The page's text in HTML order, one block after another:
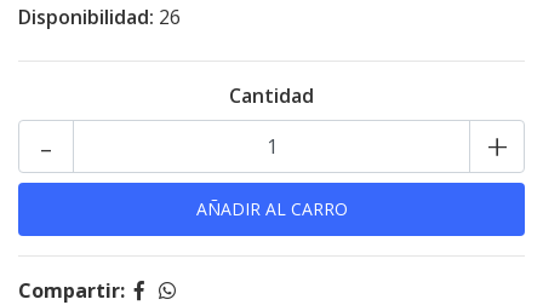
Disponibilidad: 26
Cantidad
+
-
Compartir: